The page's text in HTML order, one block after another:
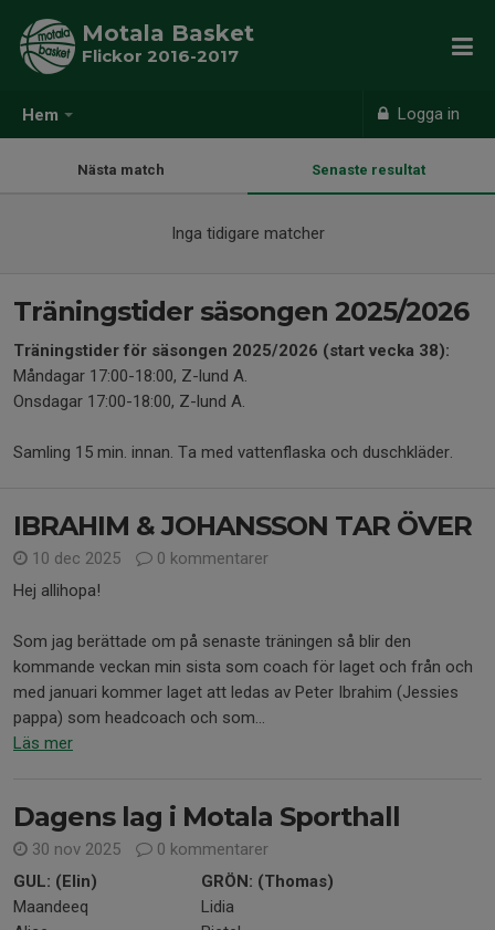
Hem Logga in
Motala Basket
Flickor 2016-2017
Nästa match Senaste resultat
Inga tidigare matcher
Träningstider säsongen 2025/2026
Träningstider för säsongen 2025/2026 (start vecka 38):
Måndagar 17:00-18:00, Z-lund A.
Onsdagar 17:00-18:00, Z-lund A.
Samling 15 min. innan. Ta med vattenflaska och duschkläder.
IBRAHIM & JOHANSSON TAR ÖVER
10 dec 2025
0 kommentarer
Hej allihopa!
Som jag berättade om på senaste träningen så blir den
kommande veckan min sista som coach för laget och från och
med januari kommer laget att ledas av Peter Ibrahim (Jessies
pappa) som headcoach och som...
Läs mer
Dagens lag i Motala Sporthall
30 nov 2025
0 kommentarer
GUL: (Elin)
GRÖN: (Thomas)
Maandeeq
Lidia